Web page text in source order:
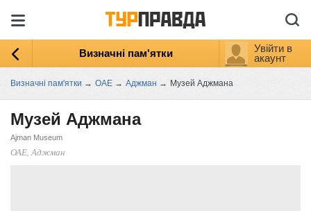
Визначні пам'ятки
Увійти в
акаунт
Визначні пам'ятки → ОАЕ → Аджман → Музей Аджмана
Музей Аджмана
Ajman Museum
ОАЕ, Аджман